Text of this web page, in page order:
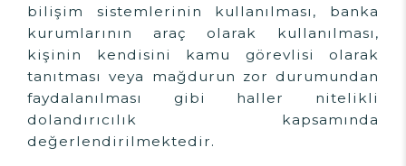
bilişim sistemlerinin kullanılması, banka
kurumlarının araç olarak kullanılması,
kişinin kendisini kamu görevlisi olarak
tanıtması veya mağdurun zor durumundan
faydalanılması gibi haller nitelikli
dolandırıcılık kapsamında
değerlendirilmektedir.